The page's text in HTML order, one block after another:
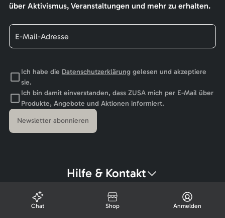
über Aktivismus, Veranstaltungen und mehr zu erhalten.
Ich habe die Datenschutzerklärunggelesen und akzeptiere
sie.
Ich bin damit einverstanden, dass ZUSA mich per E-Mail über
Produkte, Angebote und Aktionen informiert.
Newsletter abonnieren
Hilfe & Kontakt
Chat Shop Anmelden